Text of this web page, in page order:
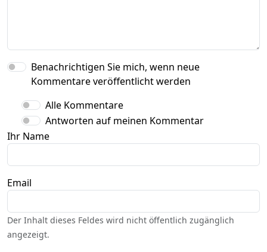
Benachrichtigen Sie mich, wenn neue
Kommentare veröffentlicht werden
Alle Kommentare
Antworten auf meinen Kommentar
Ihr Name
Email
Der Inhalt dieses Feldes wird nicht öffentlich zugänglich
angezeigt.